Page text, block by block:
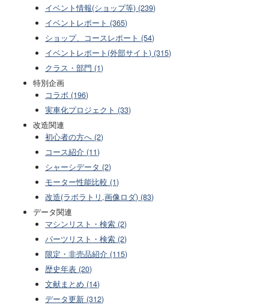
イベント情報(ショップ等) (239)
イベントレポート (365)
ショップ、コースレポート (54)
イベントレポート(外部サイト) (315)
クラス・部門 (1)
特別企画
コラボ (196)
実車化プロジェクト (33)
改造関連
初心者の方へ (2)
コース紹介 (11)
シャーシデータ (2)
モーター性能比較 (1)
改造(ラボラトリ,画像ロダ) (83)
データ関連
マシンリスト・検索 (2)
パーツリスト・検索 (2)
限定・非売品紹介 (115)
歴史年表 (20)
文献まとめ (14)
データ更新 (312)